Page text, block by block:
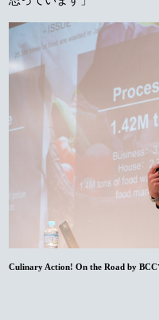
Culinary Action! On the Road by